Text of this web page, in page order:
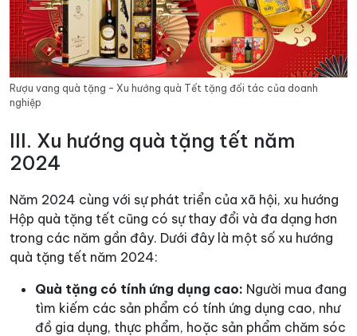
Rượu vang quà tặng – Xu hướng quà Tết tặng đối tác của doanh
nghiệp
III. Xu hướng quà tặng tết năm
2024
Năm 2024 cùng với sự phát triển của xã hội, xu hướng
Hộp quà tặng tết cũng có sự thay đổi và đa dạng hơn
trong các năm gần đây. Dưới đây là một số xu hướng
quà tặng tết năm 2024:
Quà tặng có tính ứng dụng cao: Người mua đang
tìm kiếm các sản phẩm có tính ứng dụng cao, như
đồ gia dụng, thực phẩm, hoặc sản phẩm chăm sóc